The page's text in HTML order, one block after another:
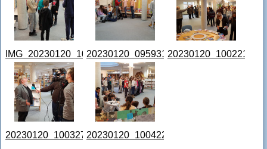
IMG_20230120_101938.jpg20230120_095931.jpg20230120_100221.jpg
20230120_100327.jpg20230120_100422.jpg